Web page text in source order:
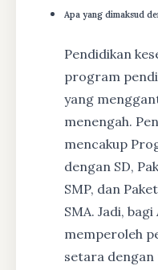
Apa yang dimaksud
Pendidikan
program
yang
menengah.
mencakup
dengan SD,
SMP, dan
SMA. Jadi,
memperoleh
setara